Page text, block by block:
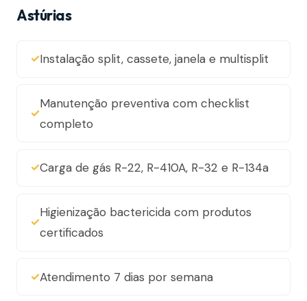
Astúrias
Instalação split, cassete, janela e multisplit
Manutenção preventiva com checklist
completo
Carga de gás R-22, R-410A, R-32 e R-134a
Higienização bactericida com produtos
certificados
Atendimento 7 dias por semana